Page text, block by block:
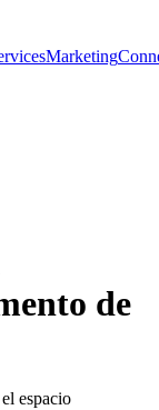
Marketing
de
espacio